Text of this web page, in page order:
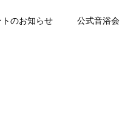
トのお知らせ 公式音浴会